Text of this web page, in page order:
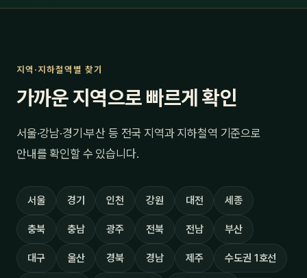
지역·지하철역별 찾기
가까운 지역으로 빠르게 확인
서울·강남·경기·부산 등 전국 지역과 지하철역 기준으로
안내를 확인할 수 있습니다.
서울 경기 인천 강원 대전 세종
충북 충남 광주 전북 전남 부산
대구 울산 경북 경남 제주 수도권 1호선